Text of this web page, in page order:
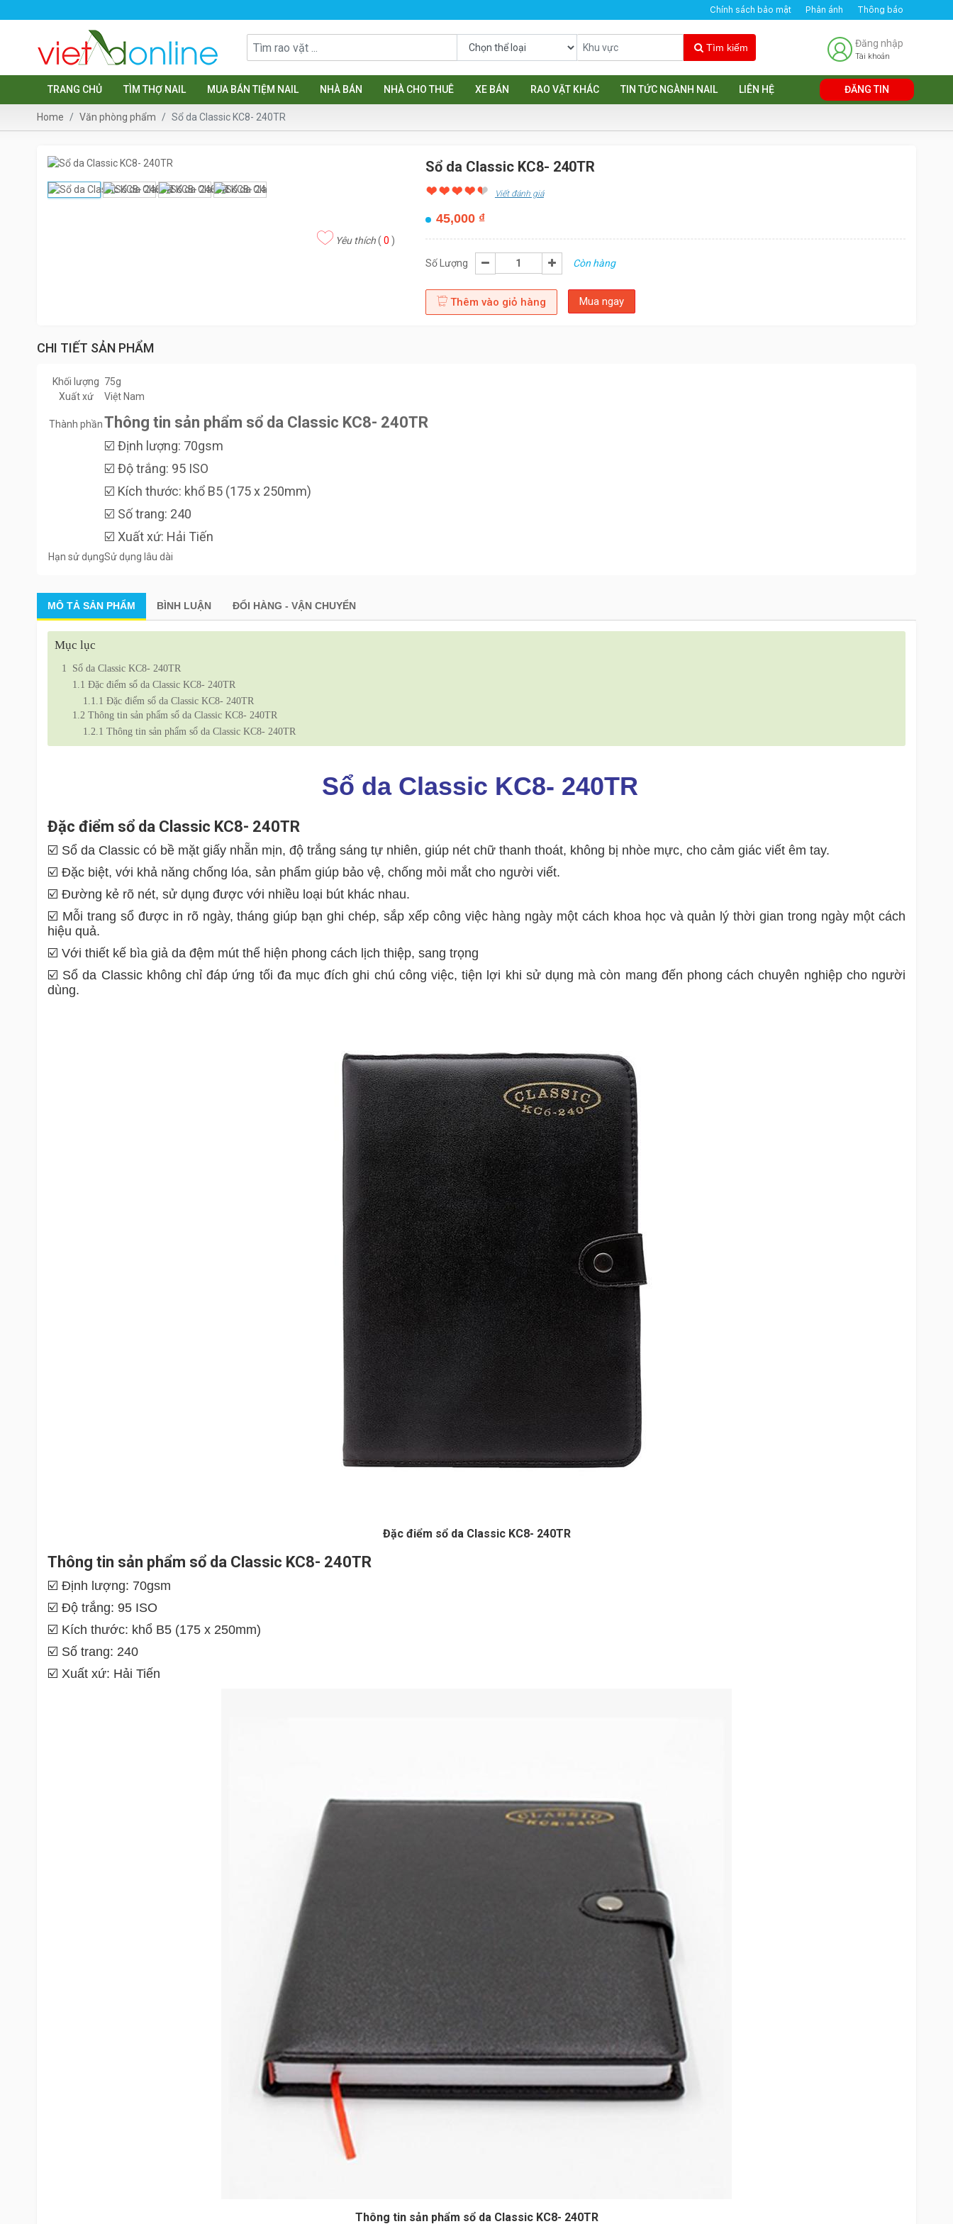
Chính sách bảo mật Phản ánh Thông báo
Tìm kiếm Đăng nhập
Tài khoản
TRANG CHỦ TÌM THỢ NAIL MUA BÁN TIỆM NAIL NHÀ BÁN NHÀ CHO THUÊ XE BÁN RAO VẶT KHÁC TIN TỨC NGÀNH NAIL LIÊN HỆ ĐĂNG TIN
Home Văn phòng phẩm Sổ da Classic KC8- 240TR
Yêu thích(0 )
Sổ da Classic KC8- 240TR
Viết đánh giá
45,000 ₫
Số Lượng Còn hàng
Thêm vào giỏ hàng Mua ngay
CHI TIẾT SẢN PHẨM
Khối lượng 75g
Xuất xứ
Việt Nam
Thành phầnThông tin sản phẩm sổ da Classic KC8- 240TR
☑️ Định lượng: 70gsm
☑️ Độ trắng: 95 ISO
☑️ Kích thước: khổ B5 (175 x 250mm)
☑️ Số trang: 240
☑️ Xuất xứ: Hải Tiến
Hạn sử dụngSử dụng lâu dài
MÔ TẢ SẢN PHẨM BÌNH LUẬN ĐỔI HÀNG - VẬN CHUYỂN
Mục lục
1 Sổ da Classic KC8- 240TR
1.1 Đặc điểm sổ da Classic KC8- 240TR
1.1.1 Đặc điểm sổ da Classic KC8- 240TR
1.2 Thông tin sản phẩm sổ da Classic KC8- 240TR
1.2.1 Thông tin sản phẩm sổ da Classic KC8- 240TR
Sổ da Classic KC8- 240TR
Đặc điểm sổ da Classic KC8- 240TR
☑️ Sổ da Classic có bề mặt giấy nhẵn mịn, độ trắng sáng tự nhiên, giúp nét chữ thanh thoát, không bị nhòe mực, cho cảm giác viết êm tay.
☑️ Đặc biệt, với khả năng chống lóa, sản phẩm giúp bảo vệ, chống mỏi mắt cho người viết.
☑️ Đường kẻ rõ nét, sử dụng được với nhiều loại bút khác nhau.
☑️ Mỗi trang sổ được in rõ ngày, tháng giúp bạn ghi chép, sắp xếp công việc hàng ngày một cách khoa học và quản lý thời gian trong ngày một cách
hiệu quả.
☑️ Với thiết kế bìa giả da đệm mút thể hiện phong cách lịch thiệp, sang trọng
☑️ Sổ da Classic không chỉ đáp ứng tối đa mục đích ghi chú công việc, tiện lợi khi sử dụng mà còn mang đến phong cách chuyên nghiệp cho người
dùng.
Đặc điểm sổ da Classic KC8- 240TR
Thông tin sản phẩm sổ da Classic KC8- 240TR
☑️ Định lượng: 70gsm
☑️ Độ trắng: 95 ISO
☑️ Kích thước: khổ B5 (175 x 250mm)
☑️ Số trang: 240
☑️ Xuất xứ: Hải Tiến
Thông tin sản phẩm sổ da Classic KC8- 240TR